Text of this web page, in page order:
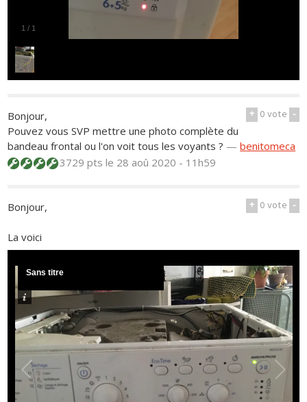
1 / 1
+ 0vote -
Bonjour,
Pouvez vous SVP mettre une photo complète du
bandeau frontal ou l'on voit tous les voyants ? —benitomeca
3729 ptsle 28 aoû 2020 - 11h59
+ 0vote -
Bonjour,
La voici
Sans titre